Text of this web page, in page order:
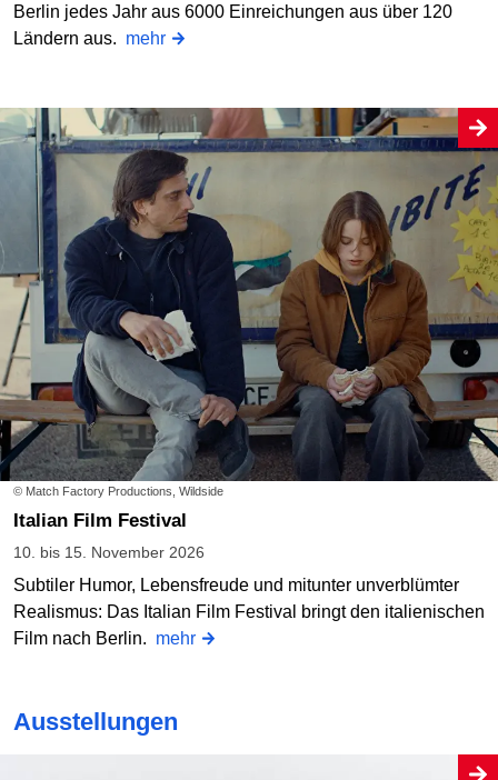
Berlin jedes Jahr aus 6000 Einreichungen aus über 120
Ländern aus. mehr
© Match Factory Productions, Wildside
Italian Film Festival
10. bis 15. November 2026
Subtiler Humor, Lebensfreude und mitunter unverblümter
Realismus: Das Italian Film Festival bringt den italienischen
Film nach Berlin. mehr
Ausstellungen